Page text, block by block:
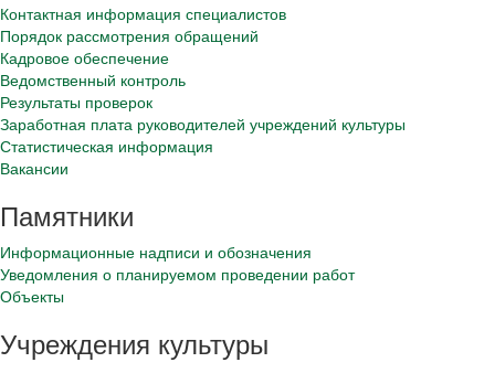
Контактная информация специалистов
Порядок рассмотрения обращений
Кадровое обеспечение
Ведомственный контроль
Результаты проверок
Заработная плата руководителей учреждений культуры
Статистическая информация
Вакансии
Памятники
Информационные надписи и обозначения
Уведомления о планируемом проведении работ
Объекты
Учреждения культуры